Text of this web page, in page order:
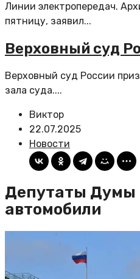
Линии электропередач.
пятницу, заявил...
Верховный суд
Верховный суд России
зала суда....
Виктор
22.07.2025
Новости
Депутаты Думы
автомобили